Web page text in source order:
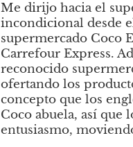
Me dirijo hacia el
incondicional desde
supermercado Coco
Carrefour Express.
reconocido
ofertando los
concepto que los
Coco abuela, así que
entusiasmo,